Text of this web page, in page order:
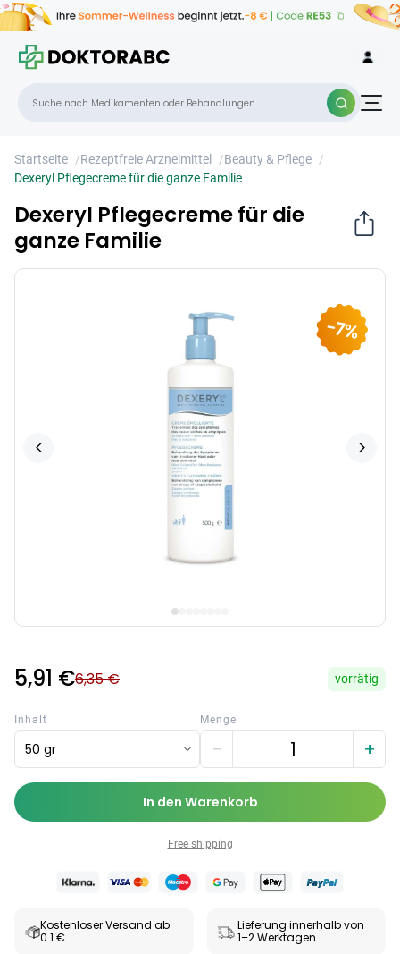
Startseite /Rezeptfreie Arzneimittel /Beauty & Pflege /
Dexeryl Pflegecreme für die ganze Familie
Dexeryl Pflegecreme für die
ganze Familie
-7%
5,91 €6,35 € vorrätig
Inhalt
50 gr
Menge
− +
In den Warenkorb
Free shipping
Kostenloser Versand ab
0.1 €
Lieferung innerhalb von
1–2 Werktagen
Familie
×